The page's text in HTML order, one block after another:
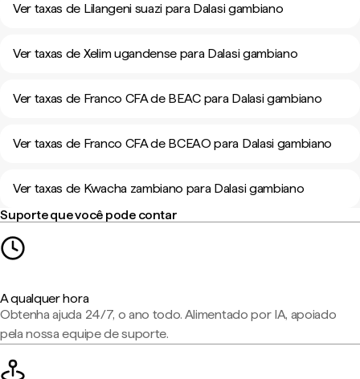
Ver taxas de Lilangeni suazi para Dalasi gambiano
Ver taxas de Xelim ugandense para Dalasi gambiano
Ver taxas de Franco CFA de BEAC para Dalasi gambiano
Ver taxas de Franco CFA de BCEAO para Dalasi gambiano
Ver taxas de Kwacha zambiano para Dalasi gambiano
Suporte que você pode contar
A qualquer hora
Obtenha ajuda 24/7, o ano todo. Alimentado por IA, apoiado
pela nossa equipe de suporte.